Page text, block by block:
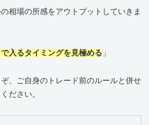
相場の所感をアウトプットしていきま
入るタイミングを見極める 」
、ご自身のトレード前のルールと併せ
ださい。